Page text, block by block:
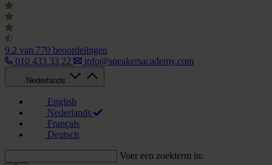
9.2 van 770 beoordelingen
010 433 33 22
info@speakersacademy.com
Nederlands
English
Nederlands
Français
Deutsch
Voer een zoekterm in: